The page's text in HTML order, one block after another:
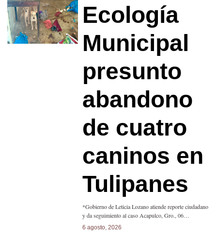
Ecología
Municipal
presunto
abandono
de cuatro
caninos en
Tulipanes
*Gobierno de Leticia Lozano atiende reporte ciudadano
y da seguimiento al caso Acapulco, Gro., 06…
6 agosto, 2026